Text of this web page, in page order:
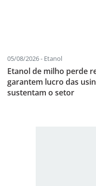
05/08/2026 - Etanol
Etanol de milho perde
garantem lucro das
sustentam o setor